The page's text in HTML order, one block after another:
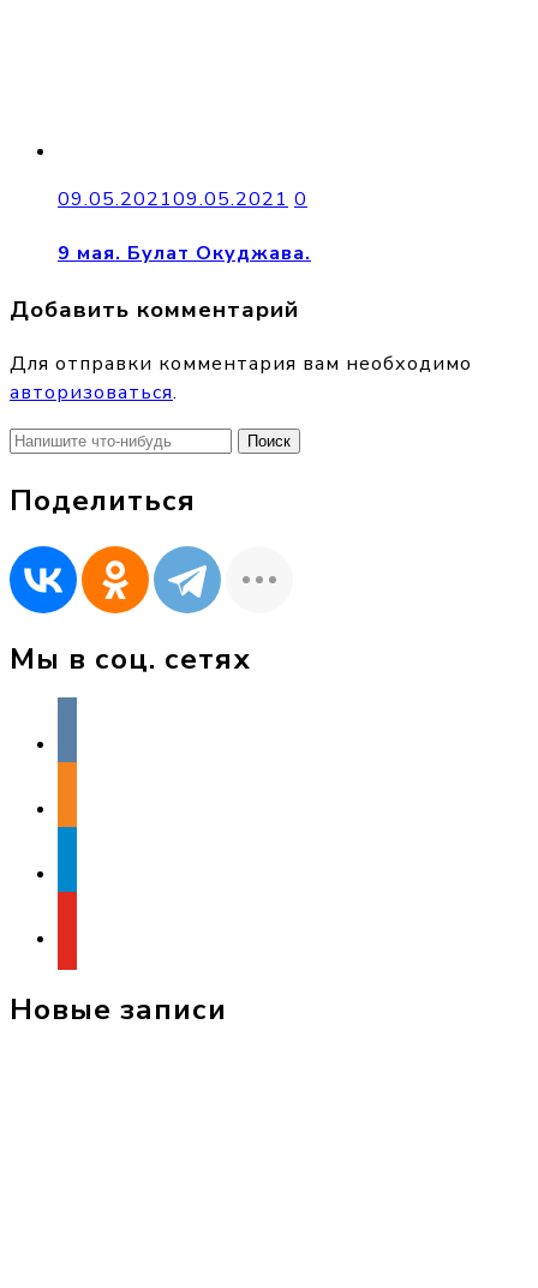
09.05.202109.05.2021 0
9 мая. Булат Окуджава.
Добавить комментарий
Для отправки комментария вам необходимо
авторизоваться.
Найти:
Поделиться
Мы в соц. сетях
Новые записи